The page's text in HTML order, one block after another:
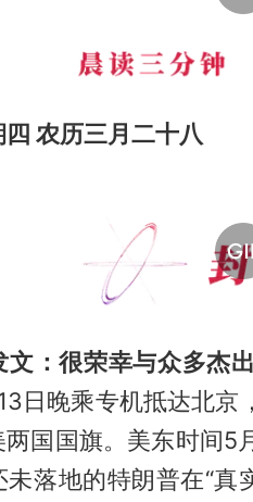
农历三月二十八
：很荣幸与众多杰
日晚乘专机抵达北京
国国旗。美东时间5
落地的特朗普在“真